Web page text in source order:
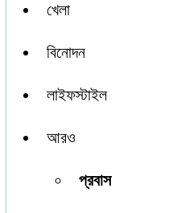
খেলা
বিনোদন
লাইফস্টাইল
আরও
প্রবাস